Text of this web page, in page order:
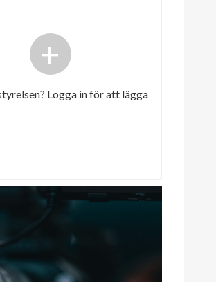
+
Logga in för att lägga